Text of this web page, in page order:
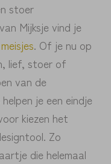
stoer
Mijksje vind je
. Of je nu op
lief, stoer of
van de
je een eindje
kiezen het
Zo
die helemaal